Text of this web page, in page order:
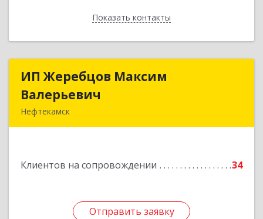
Показать контакты
Назад
ИП Жеребцов Максим
Валерьевич
Нефтекамск
Клиентов на сопровождении 34
Отправить заявку
ИП Жеребцов Максим
Подробнее
Отправить заявку